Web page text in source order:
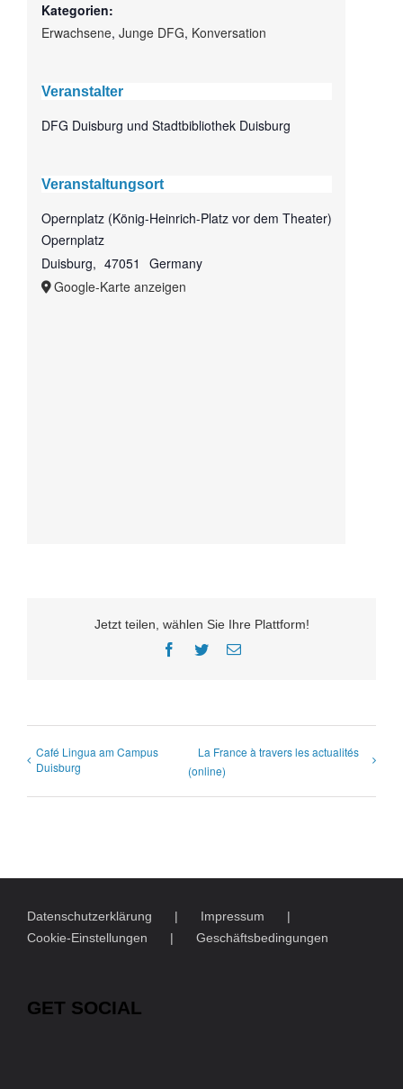
Kategorien:
Erwachsene, Junge DFG, Konversation
Veranstalter
DFG Duisburg und Stadtbibliothek Duisburg
Veranstaltungsort
Opernplatz (König-Heinrich-Platz vor dem Theater)
Opernplatz
Duisburg, 47051
Germany
Google-Karte anzeigen
Jetzt teilen, wählen Sie Ihre Plattform!
Facebook
TwitterE-
Café Lingua am Campus
Duisburg
La France à travers les actualités
(online)
Datenschutzerklärung
Impressum
Cookie-Einstellungen
Geschäftsbedingungen
GET SOCIAL